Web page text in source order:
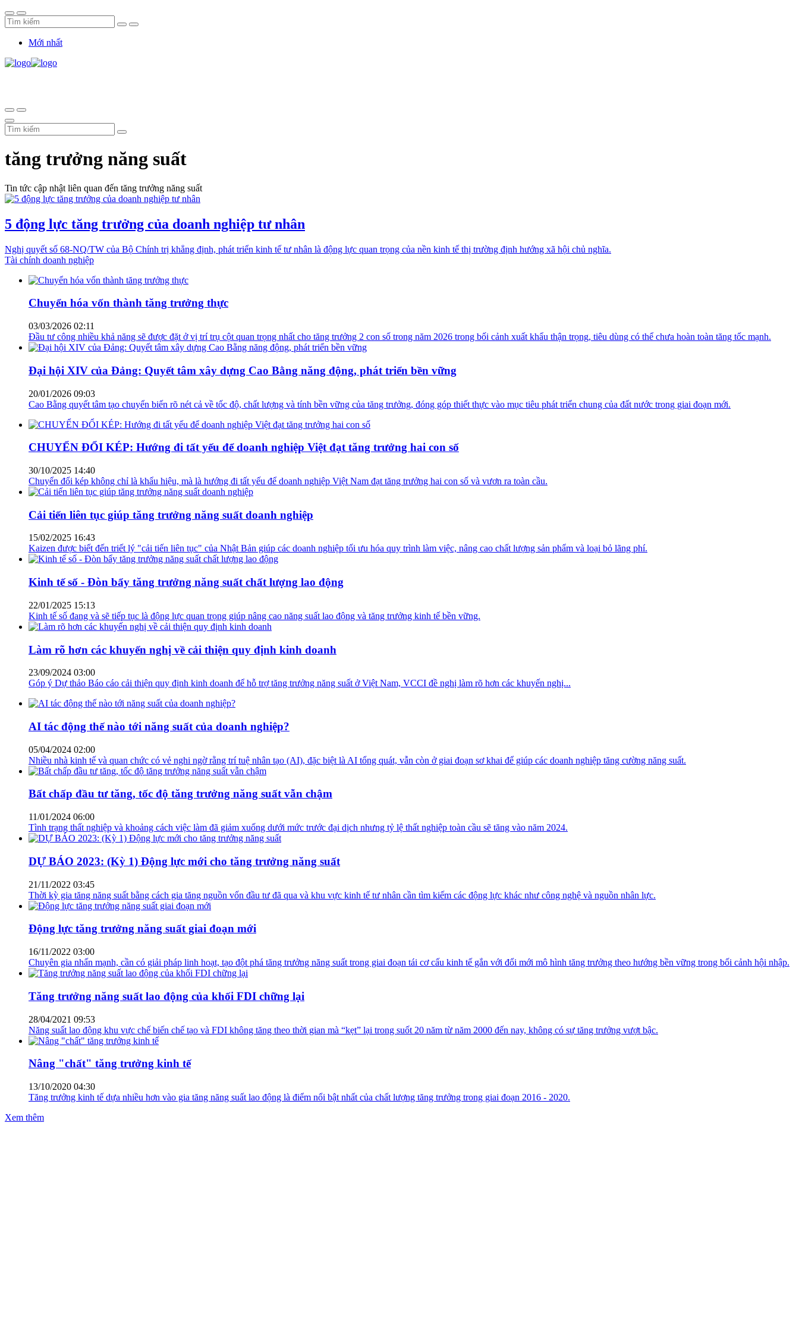
Mới nhất
tăng trưởng năng suất
Tin tức cập nhật liên quan đến tăng trưởng năng suất
5 động lực tăng trưởng của doanh nghiệp tư nhân
Nghị quyết số 68-NQ/TW của Bộ Chính trị khẳng định, phát triển kinh tế tư nhân là động lực quan trọng của nền kinh tế thị trường định hướng xã hội chủ nghĩa.
Tài chính doanh nghiệp
Chuyển hóa vốn thành tăng trưởng thực
03/03/2026 02:11
Đầu tư công nhiều khả năng sẽ được đặt ở vị trí trụ cột quan trọng nhất cho tăng trưởng 2 con số trong năm 2026 trong bối cảnh xuất khẩu thận trọng, tiêu dùng có thể chưa hoàn toàn tăng tốc mạnh.
Đại hội XIV của Đảng: Quyết tâm xây dựng Cao Bằng năng động, phát triển bền vững
20/01/2026 09:03
Cao Bằng quyết tâm tạo chuyển biến rõ nét cả về tốc độ, chất lượng và tính bền vững của tăng trưởng, đóng góp thiết thực vào mục tiêu phát triển chung của đất nước trong giai đoạn mới.
CHUYỂN ĐỔI KÉP: Hướng đi tất yếu để doanh nghiệp Việt đạt tăng trưởng hai con số
30/10/2025 14:40
Chuyển đổi kép không chỉ là khẩu hiệu, mà là hướng đi tất yếu để doanh nghiệp Việt Nam đạt tăng trưởng hai con số và vươn ra toàn cầu.
Cải tiến liên tục giúp tăng trưởng năng suất doanh nghiệp
15/02/2025 16:43
Kaizen được biết đến triết lý "cải tiến liên tục" của Nhật Bản giúp các doanh nghiệp tối ưu hóa quy trình làm việc, nâng cao chất lượng sản phẩm và loại bỏ lãng phí.
Kinh tế số - Đòn bẩy tăng trưởng năng suất chất lượng lao động
22/01/2025 15:13
Kinh tế số đang và sẽ tiếp tục là động lực quan trọng giúp nâng cao năng suất lao động và tăng trưởng kinh tế bền vững.
Làm rõ hơn các khuyến nghị về cải thiện quy định kinh doanh
23/09/2024 03:00
Góp ý Dự thảo Báo cáo cải thiện quy định kinh doanh để hỗ trợ tăng trưởng năng suất ở Việt Nam, VCCI đề nghị làm rõ hơn các khuyến nghị...
AI tác động thế nào tới năng suất của doanh nghiệp?
05/04/2024 02:00
Nhiều nhà kinh tế và quan chức có vẻ nghi ngờ rằng trí tuệ nhân tạo (AI), đặc biệt là AI tổng quát, vẫn còn ở giai đoạn sơ khai để giúp các doanh nghiệp tăng cường năng suất.
Bất chấp đầu tư tăng, tốc độ tăng trưởng năng suất vẫn chậm
11/01/2024 06:00
Tình trạng thất nghiệp và khoảng cách việc làm đã giảm xuống dưới mức trước đại dịch nhưng tỷ lệ thất nghiệp toàn cầu sẽ tăng vào năm 2024.
DỰ BÁO 2023: (Kỳ 1) Động lực mới cho tăng trưởng năng suất
21/11/2022 03:45
Thời kỳ gia tăng năng suất bằng cách gia tăng nguồn vốn đầu tư đã qua và khu vực kinh tế tư nhân cần tìm kiếm các động lực khác như công nghệ và nguồn nhân lực.
Động lực tăng trưởng năng suất giai đoạn mới
16/11/2022 03:00
Chuyên gia nhấn mạnh, cần có giải pháp linh hoạt, tạo đột phá tăng trưởng năng suất trong giai đoạn tái cơ cấu kinh tế gắn với đổi mới mô hình tăng trưởng theo hướng bền vững trong bối cảnh hội nhập.
Tăng trưởng năng suất lao động của khối FDI chững lại
28/04/2021 09:53
Năng suất lao động khu vực chế biến chế tạo và FDI không tăng theo thời gian mà “kẹt” lại trong suốt 20 năm từ năm 2000 đến nay, không có sự tăng trưởng vượt bậc.
Nâng "chất" tăng trưởng kinh tế
13/10/2020 04:30
Tăng trưởng kinh tế dựa nhiều hơn vào gia tăng năng suất lao động là điểm nổi bật nhất của chất lượng tăng trưởng trong giai đoạn 2016 - 2020.
Xem thêm